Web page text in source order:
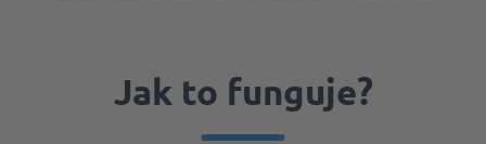
Jak to funguje?